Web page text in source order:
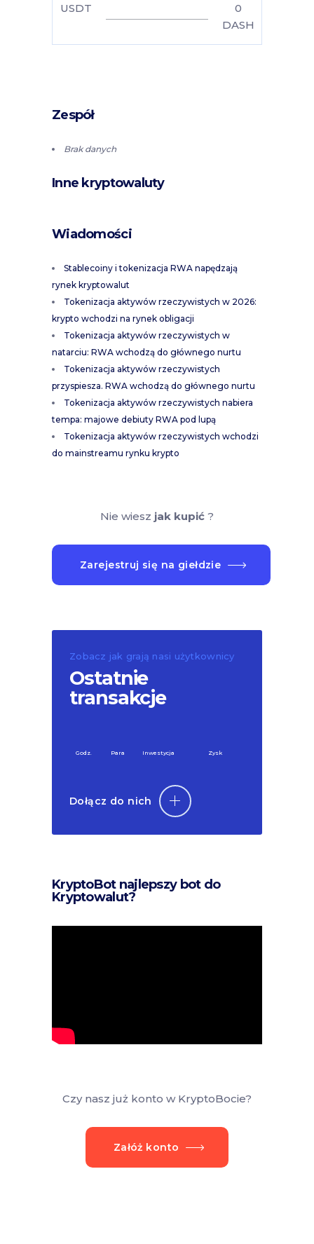
USDT
0
DASH
Zespół
Brak danych
Inne kryptowaluty
Wiadomości
Stablecoiny i tokenizacja RWA napędzają
rynek kryptowalut
Tokenizacja aktywów rzeczywistych w 2026:
krypto wchodzi na rynek obligacji
Tokenizacja aktywów rzeczywistych w
natarciu: RWA wchodzą do głównego nurtu
Tokenizacja aktywów rzeczywistych
przyspiesza. RWA wchodzą do głównego nurtu
Tokenizacja aktywów rzeczywistych nabiera
tempa: majowe debiuty RWA pod lupą
Tokenizacja aktywów rzeczywistych wchodzi
do mainstreamu rynku krypto
Nie wiesz jak kupić?
Zarejestruj się na giełdzie
Zobacz jak grają nasi użytkownicy
Ostatnie
transakcje
Godz. Para Inwestycja Zysk
Dołącz do nich
KryptoBot najlepszy bot do
Kryptowalut?
Czy nasz już konto w KryptoBocie?
Załóż konto